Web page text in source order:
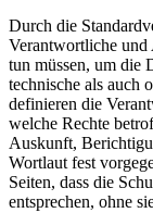
Durch die
Verantwortliche und
tun müssen, um die
technische als auch
definieren die
welche Rechte
Auskunft,
Wortlaut fest
Seiten, dass die
entsprechen, ohne